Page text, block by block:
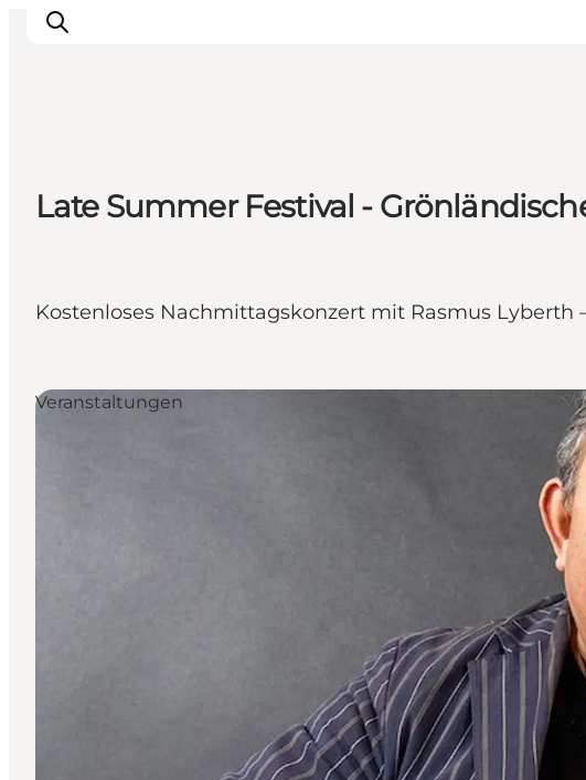
Inspiration
Regionen
Reiseplanung
Late Summer Festival -
Kostenloses Nachmittagskonzert mit Rasmus
Veranstaltungen